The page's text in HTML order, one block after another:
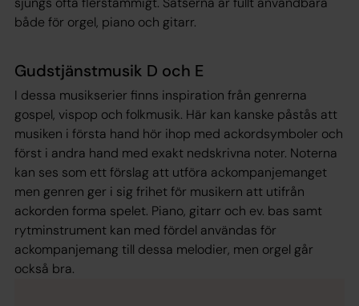
både för orgel, piano och gitarr.
Gudstjänstmusik D och E
I dessa musikserier finns inspiration från genrerna
gospel, vispop och folkmusik. Här kan kanske påstås att
musiken i första hand hör ihop med ackordsymboler och
först i andra hand med exakt nedskrivna noter. Noterna
kan ses som ett förslag att utföra ackompanjemanget
men genren ger i sig frihet för musikern att utifrån
ackorden forma spelet. Piano, gitarr och ev. bas samt
rytminstrument kan med fördel användas för
ackompanjemang till dessa melodier, men orgel går
också bra.